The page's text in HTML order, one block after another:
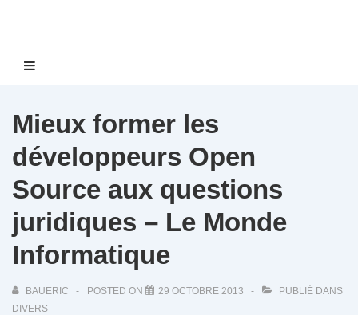
Mieux former les
développeurs Open
Source aux questions
juridiques – Le Monde
Informatique
BAUERIC POSTED ON 29 OCTOBRE 2013
PUBLIÉ DANS
DIVERS